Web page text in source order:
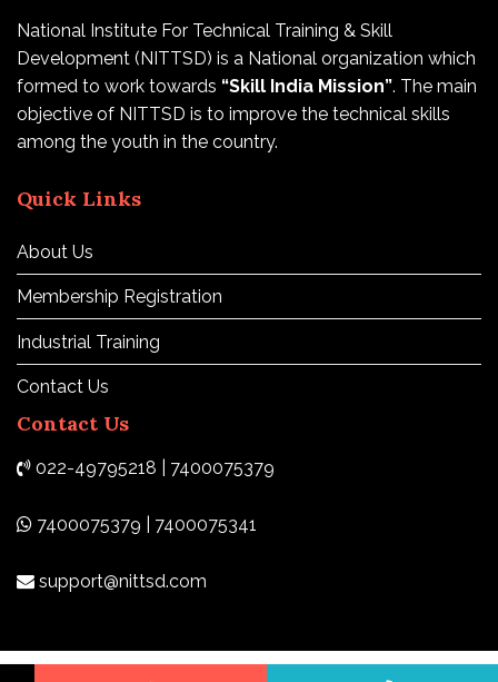
National Institute For Technical Training & Skill
Development (NITTSD) is a National organization which
formed to work towards “Skill India Mission”. The main
objective of NITTSD is to improve the technical skills
among the youth in the country.
Quick Links
About Us
Membership Registration
Industrial Training
Contact Us
Contact Us
022-49795218 | 7400075379
7400075379 | 7400075341
support@nittsd.com